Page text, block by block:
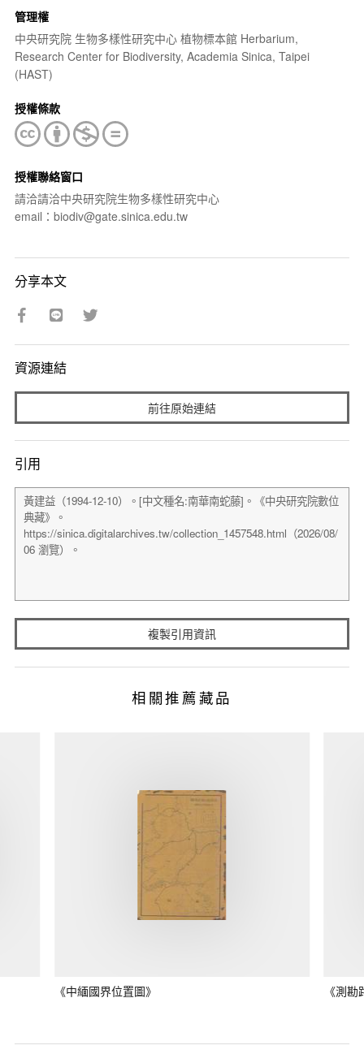
管理權
中央研究院 生物多樣性研究中心 植物標本館 Herbarium,
Research Center for Biodiversity, Academia Sinica, Taipei
(HAST)
授權條款
授權聯絡窗口
請洽請洽中央研究院生物多樣性研究中心
email：biodiv@gate.sinica.edu.tw
分享本文
資源連結
前往原始連結
引用
複製引用資訊
相關推薦藏品
《中緬國界位置圖》 《測